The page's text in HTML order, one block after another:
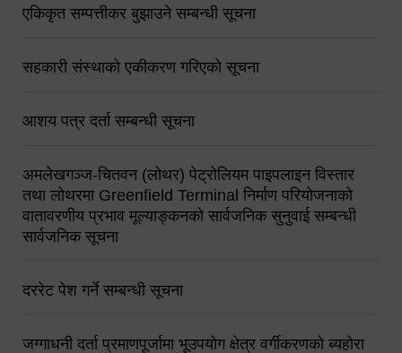
एकिकृत सम्पत्तीकर बुझाउने सम्बन्धी सूचना
सहकारी संस्थाको एकीकरण गरिएको सूचना
आशय पत्र दर्ता सम्बन्धी सूचना
अमलेखगञ्ज-चितवन (लोथर) पेट्रोलियम पाइपलाइन विस्तार
तथा लोथरमा Greenfield Terminal निर्माण परियोजनाको
वातावरणीय प्रभाव मूल्याङ्कनको सार्वजनिक सुनुवाई सम्बन्धी
सार्वजनिक सूचना
दररेट पेश गर्ने सम्बन्धी सूचना
जग्गाधनी दर्ता प्रमाणपूर्जामा भूउपयोग क्षेत्र वर्गीकरणको ब्यहोरा